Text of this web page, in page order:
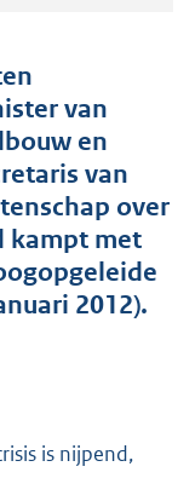
van
en
van
over
kampt met
2012).
is nijpend,